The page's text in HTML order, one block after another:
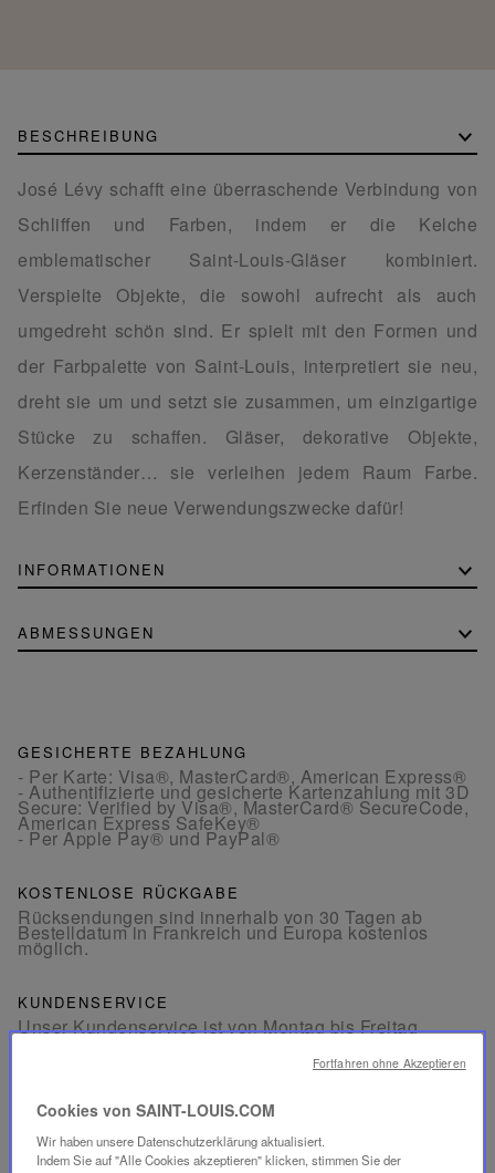
BESCHREIBUNG
José Lévy schafft eine überraschende Verbindung von
Schliffen und Farben, indem er die Kelche
emblematischer Saint-Louis-Gläser kombiniert.
Verspielte Objekte, die sowohl aufrecht als auch
umgedreht schön sind. Er spielt mit den Formen und
der Farbpalette von Saint-Louis, interpretiert sie neu,
dreht sie um und setzt sie zusammen, um einzigartige
Stücke zu schaffen. Gläser, dekorative Objekte,
Kerzenständer… sie verleihen jedem Raum Farbe.
Erfinden Sie neue Verwendungszwecke dafür!
INFORMATIONEN
ABMESSUNGEN
GESICHERTE BEZAHLUNG
- Per Karte: Visa®, MasterCard®, American Express®
- Authentifizierte und gesicherte Kartenzahlung mit 3D
Secure: Verified by Visa®, MasterCard® SecureCode,
American Express SafeKey®
- Per Apple Pay® und PayPal®
KOSTENLOSE RÜCKGABE
Rücksendungen sind innerhalb von 30 Tagen ab
Bestelldatum in Frankreich und Europa kostenlos
möglich.
KUNDENSERVICE
Unser Kundenservice ist von Montag bis Freitag
zwischen 10:00 und 18:00 Uhr erreichbar.
Cookies von SAINT-LOUIS.COM
Wir haben unsere Datenschutzerklärung aktualisiert.
Indem Sie auf "Alle Cookies akzeptieren" klicken, stimmen Sie der
Fortfahren ohne Akzeptieren